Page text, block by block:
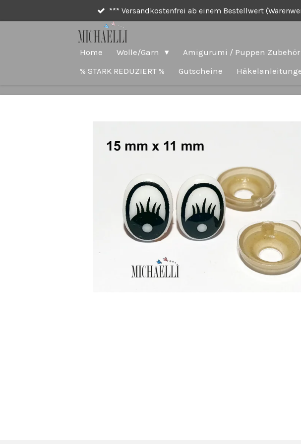
*** Versandkostenfrei ab einem Bestellwert
Home Wolle/Garn Amigurumi / Puppen Zubehör
% STARK REDUZIERT %
Gutscheine